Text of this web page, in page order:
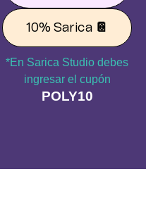
10% Sarica 📔
*En Sarica Studio debes
ingresar el cupón
POLY10